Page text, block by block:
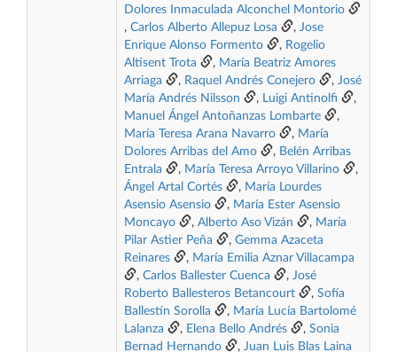
Dolores Inmaculada Alconchel Montorio
, Carlos Alberto Allepuz Losa , Jose
Enrique Alonso Formento
, Rogelio
Altisent Trota
, María Beatriz Amores
Arriaga
, Raquel Andrés Conejero , José
María Andrés Nilsson
, Luigi Antinolfi
,
Manuel Ángel Antoñanzas Lombarte
,
María Teresa Arana Navarro
, María
Dolores Arribas del Amo
, Belén Arribas
Entrala
, María Teresa Arroyo Villarino
,
Ángel Artal Cortés
, María Lourdes
Asensio Asensio
, María Ester Asensio
Moncayo
, Alberto Aso Vizán , María
Pilar Astier Peña
, Gemma Azaceta
Reinares
, María Emilia Aznar Villacampa
, Carlos Ballester Cuenca , José
Roberto Ballesteros Betancourt
, Sofía
Ballestín Sorolla
, María Lucía Bartolomé
Lalanza
, Elena Bello Andrés , Sonia
Bernad Hernando
, Juan Luis Blas Laina